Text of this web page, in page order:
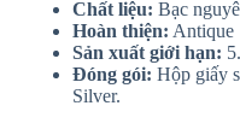
Chất liệu: Bạc
Hoàn thiện: Antique
Sản xuất giới hạn:
Đóng gói: Hộp giấy
Silver.